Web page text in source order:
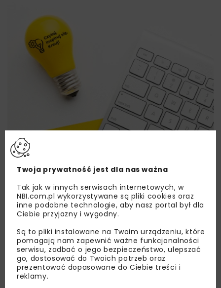
Lubisz wiedzieć więcej?
Zapisz się do newslettera aby otrzymywać od
nas najlepsze informacje branżowe,
zaproszenia na wydarzenia, atrakcyjne oferty i
dedykowane akcje specjalne.
Twoja prywatność jest dla nas ważna
Tak jak w innych serwisach internetowych, w
NBI.com.pl wykorzystywane są pliki cookies oraz
inne podobne technologie, aby nasz portal był dla
Ciebie przyjazny i wygodny.
Są to pliki instalowane na Twoim urządzeniu, które
pomagają nam zapewnić ważne funkcjonalności
serwisu, zadbać o jego bezpieczeństwo, ulepszać
go, dostosować do Twoich potrzeb oraz
prezentować dopasowane do Ciebie treści i
reklamy.